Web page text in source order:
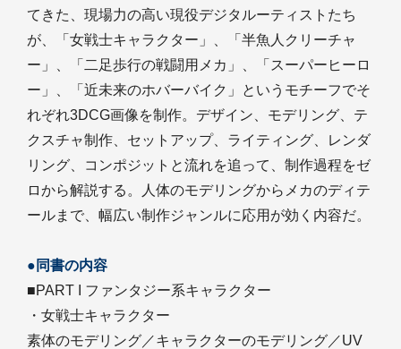
てきた、現場力の高い現役デジタルーティストたち
が、「女戦士キャラクター」、「半魚人クリーチャ
ー」、「二足歩行の戦闘用メカ」、「スーパーヒーロ
ー」、「近未来のホバーバイク」というモチーフでそ
れぞれ3DCG画像を制作。デザイン、モデリング、テ
クスチャ制作、セットアップ、ライティング、レンダ
リング、コンポジットと流れを追って、制作過程をゼ
ロから解説する。人体のモデリングからメカのディテ
ールまで、幅広い制作ジャンルに応用が効く内容だ。
●同書の内容
■PART I ファンタジー系キャラクター
・女戦士キャラクター
素体のモデリング／キャラクターのモデリング／UV